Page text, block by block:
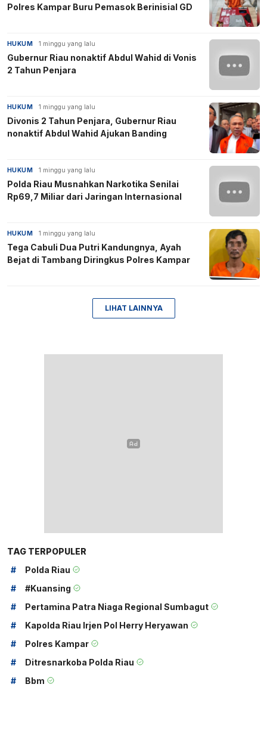
Polres Kampar Buru Pemasok Berinisial GD
HUKUM 1 minggu yang lalu
Gubernur Riau nonaktif Abdul Wahid di Vonis
2 Tahun Penjara
HUKUM 1 minggu yang lalu
Divonis 2 Tahun Penjara, Gubernur Riau
nonaktif Abdul Wahid Ajukan Banding
HUKUM 1 minggu yang lalu
Polda Riau Musnahkan Narkotika Senilai
Rp69,7 Miliar dari Jaringan Internasional
HUKUM 1 minggu yang lalu
Tega Cabuli Dua Putri Kandungnya, Ayah
Bejat di Tambang Diringkus Polres Kampar
LIHAT LAINNYA
TAG TERPOPULER
#
Polda Riau
#
#kuansing
#
Pertamina Patra Niaga Regional Sumbagut
#
Kapolda Riau Irjen Pol Herry Heryawan
#
Polres Kampar
#
Ditresnarkoba Polda Riau
#
Bbm